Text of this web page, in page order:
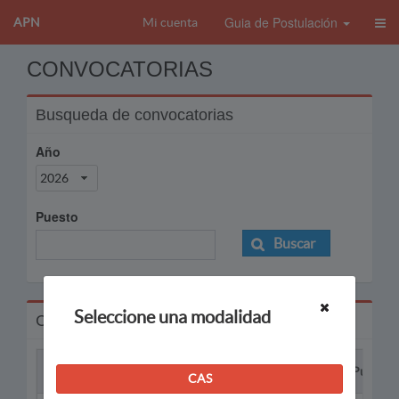
APN Mi cuenta Guia de Postulación
CONVOCATORIAS
Busqueda de convocatorias
Año
2026
Puesto
Buscar
Convocatorias
Puesto
Seleccione una modalidad
CAS